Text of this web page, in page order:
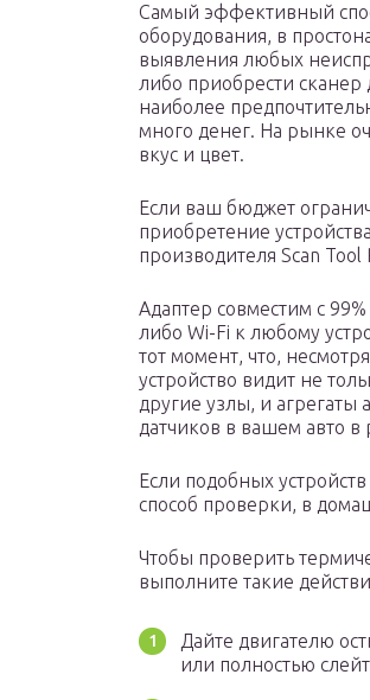
Самый эффективный
оборудования, в
выявления любых
либо приобрести
наиболее
много денег. На рынке
вкус и цвет.
Если ваш бюджет
приобретение
производителя Scan Tool
Адаптер совместим с
либо Wi-Fi к любому
тот момент, что,
устройство видит не
другие узлы, и агрегаты
датчиков в вашем авто
Если подобных
способ проверки, в
Чтобы проверить
выполните такие
Дайте двигателю
или полностью